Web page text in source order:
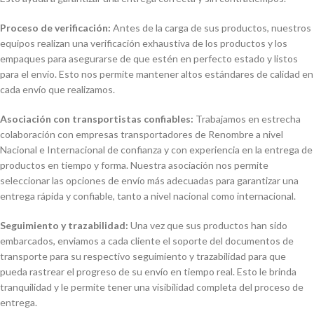
Proceso de verificación: Antes de la carga de sus productos, nuestros
equipos realizan una verificación exhaustiva de los productos y los
empaques para asegurarse de que estén en perfecto estado y listos
para el envío. Esto nos permite mantener altos estándares de calidad en
cada envío que realizamos.
Asociación con transportistas confiables: Trabajamos en estrecha
colaboración con empresas transportadores de Renombre a nivel
Nacional e Internacional de confianza y con experiencia en la entrega de
productos en tiempo y forma. Nuestra asociación nos permite
seleccionar las opciones de envío más adecuadas para garantizar una
entrega rápida y confiable, tanto a nivel nacional como internacional.
Seguimiento y trazabilidad: Una vez que sus productos han sido
embarcados, enviamos a cada cliente el soporte del documentos de
transporte para su respectivo seguimiento y trazabilidad para que
pueda rastrear el progreso de su envío en tiempo real. Esto le brinda
tranquilidad y le permite tener una visibilidad completa del proceso de
entrega.